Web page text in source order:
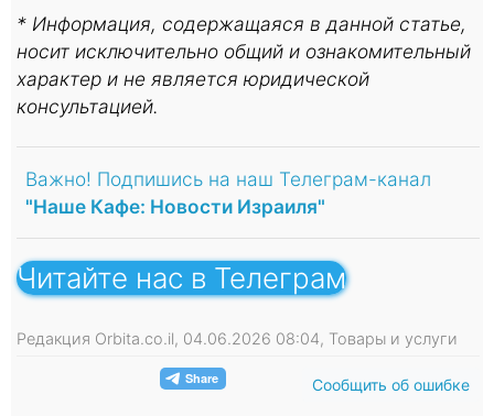
* Информация, содержащаяся в данной статье,
носит исключительно общий и ознакомительный
характер и не является юридической
консультацией.
Важно! Подпишись на наш Телеграм-канал
"Наше Кафе: Новости Израиля"
Читайте нас в Телеграм
Редакция Orbita.co.il, 04.06.2026 08:04, Товары и услуги
Сообщить об ошибке